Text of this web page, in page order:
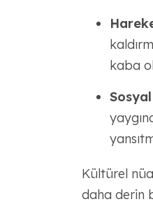
kaba
Kültürel
daha derin